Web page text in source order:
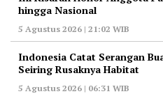
hingga Nasional
5 Agustus 2026 | 21:02 WIB
Indonesia Catat Serangan
Seiring Rusaknya Habitat
5 Agustus 2026 | 06:31 WIB